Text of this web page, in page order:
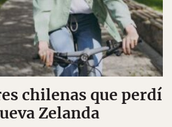
chilenas que perdí
Zelanda